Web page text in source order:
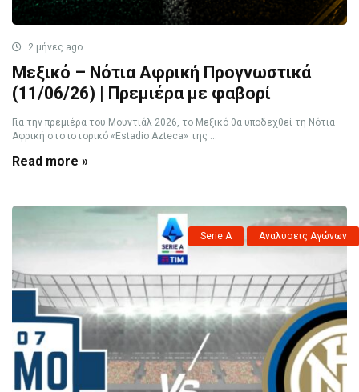
2 μήνες ago
Μεξικό – Νότια Αφρική Προγνωστικά
(11/06/26) | Πρεμιέρα με φαβορί
Για την πρεμιέρα του Μουντιάλ 2026, το Μεξικό θα υποδεχθεί τη Νότια
Αφρική στο ιστορικό «Estadio Azteca» της ...
Read more »
Serie A Αναλύσεις Αγώνων